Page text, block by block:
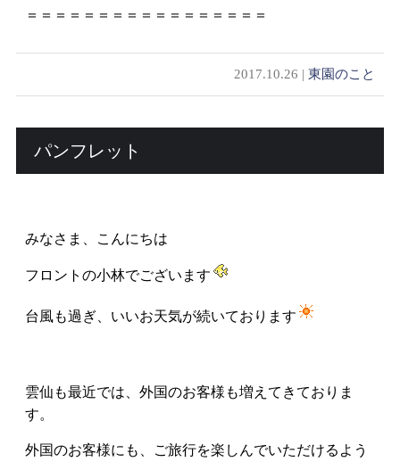
＝＝＝＝＝＝＝＝＝＝＝＝＝＝＝＝＝
2017.10.26 |東園のこと
パンフレット
みなさま、こんにちは
フロントの小林でございます
台風も過ぎ、いいお天気が続いております
雲仙も最近では、外国のお客様も増えてきておりま
す。
外国のお客様にも、ご旅行を楽しんでいただけるよう